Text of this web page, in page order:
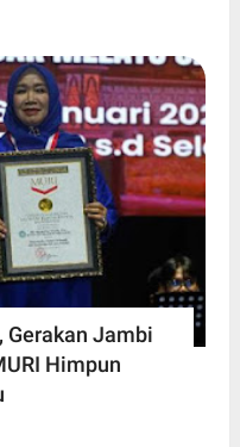
Gerakan Jambi
Himpun